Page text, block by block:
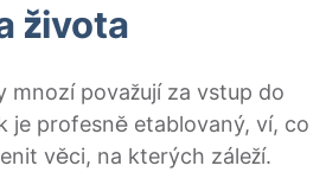
života
považují za vstup do
je profesně etablovaný, ví, co
věci, na kterých záleží.